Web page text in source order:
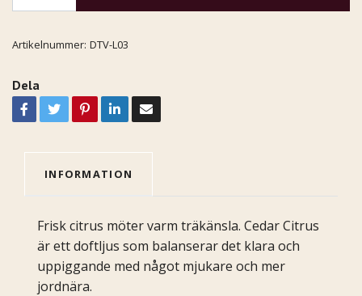
Artikelnummer: DTV-L03
Dela
INFORMATION
Frisk citrus möter varm träkänsla. Cedar Citrus
är ett doftljus som balanserar det klara och
uppiggande med något mjukare och mer
jordnära.